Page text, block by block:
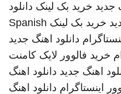
جدید خرید بک لینک دانلود
خرید بک لینک Spanish
دانلود اهنگ جدید
خرید فالوور لایک کامنت
اهنگ جدید دانلود اهنگ
اینستاگرام دانلود اهنگ